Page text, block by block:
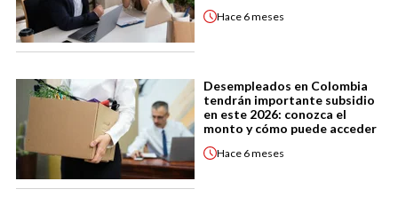
Hace 6 meses
Desempleados en Colombia
tendrán importante subsidio
en este 2026: conozca el
monto y cómo puede acceder
Hace 6 meses